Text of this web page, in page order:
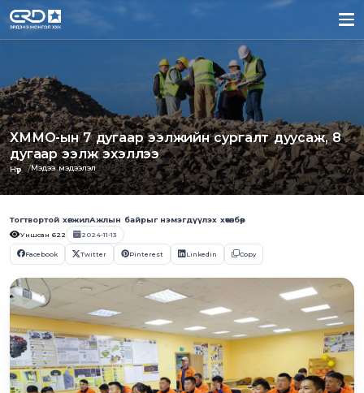
ХММО-ын 7 дугаар ээлжийн сургалт дуусаж, 8
дугаар ээлж эхэллээ
Нүүр Мэдээ мэдээлэл
Тогтвортой хөгжилАжлын байрыг нэмэгдүүлэх хөтөлбөр
Уншсан 622 2024-11-13
Facebook Twitter Pinterest Linkedin Copy